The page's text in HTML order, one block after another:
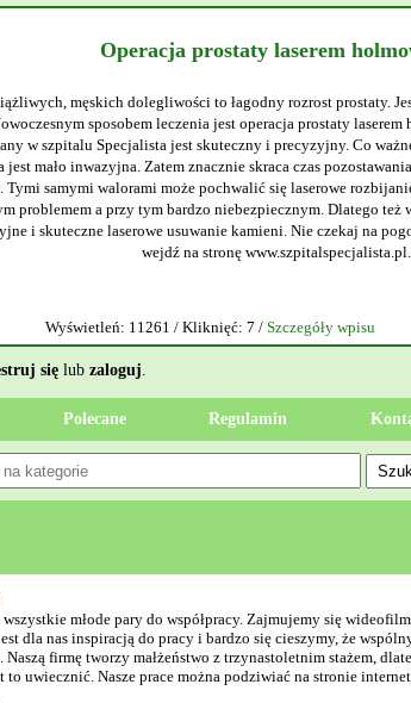
Operacja prostaty laserem
męskich dolegliwości to łagodny rozrost prostaty.
sposobem leczenia jest operacja prostaty
w szpitalu Specjalista jest skuteczny i precyzyjny. Co
jest mało inwazyjna. Zatem znacznie skraca czas
Tymi samymi walorami może pochwalić się laserowe
problemem a przy tym bardzo niebezpiecznym. Dlatego też
i skuteczne laserowe usuwanie kamieni. Nie czekaj na
wejdź na stronę www.szpitalspecjalista.pl.
Wyświetleń: 11261 / Kliknięć: 7 / Szczegóły wpisu
się lub zaloguj.
Polecane Regulamin
młode pary do współpracy. Zajmujemy się
dla nas inspiracją do pracy i bardzo się cieszymy, że
Naszą firmę tworzy małżeństwo z trzynastoletnim stażem,
uwiecznić. Nasze prace można podziwiać na stronie